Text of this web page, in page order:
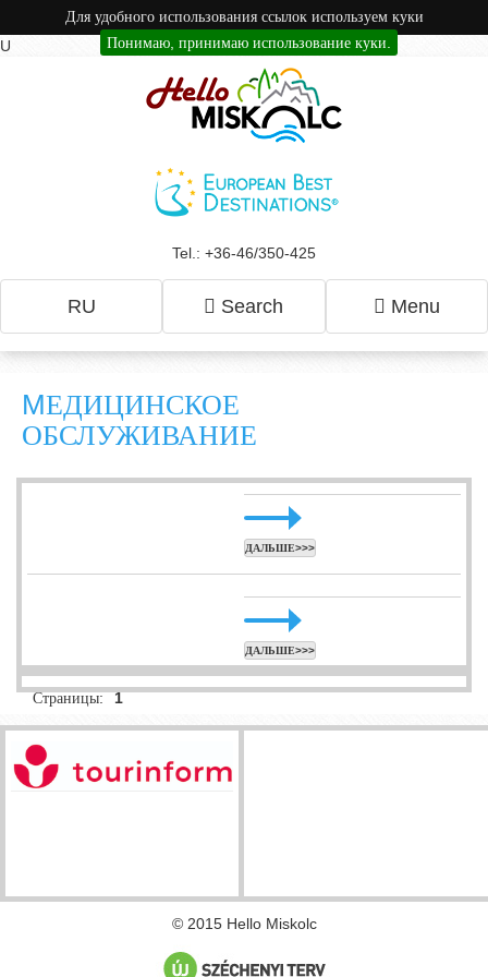
Для удобного использования ссылок используем куки
Понимаю, принимаю использование куки.
U
Tel.: +36-46/350-425
RU Search Menu
MЕДИЦИНСКОЕ
ОБСЛУЖИВАНИЕ
ДАЛЬШЕ>>>
ДАЛЬШЕ>>>
Страницы: 1
© 2015 Hello Miskolc